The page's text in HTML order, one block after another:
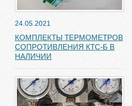
24.05.2021
КОМПЛЕКТЫ ТЕРМОМЕТРОВ
СОПРОТИВЛЕНИЯ КТС-Б В
НАЛИЧИИ